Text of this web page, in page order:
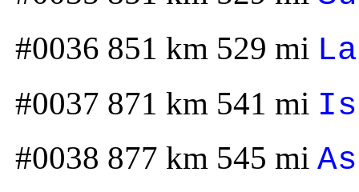
#0036 851 km 529 mi
#0037 871 km 541 mi
#0038 877 km 545 mi